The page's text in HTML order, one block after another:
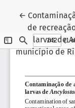
← Voltar aos
de
larvas de
município de